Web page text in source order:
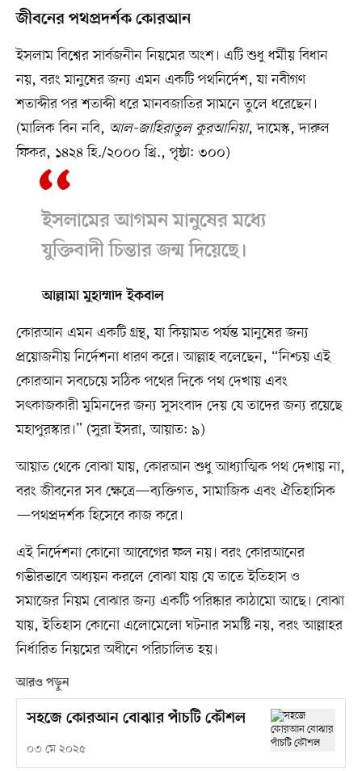
জীবনের পথপ্রদর্শক কোরআন
ইসলাম বিশ্বের সার্বজনীন নিয়মের অংশ। এটি শুধু ধর্মীয় বিধান
নয়, বরং মানুষের জন্য এমন একটি পথনির্দেশ, যা নবীগণ
শতাব্দীর পর শতাব্দী ধরে মানবজাতির সামনে তুলে ধরেছেন।
(মালিক বিন নবি, আল-জাহিরাতুল কুরআনিয়া, দামেস্ক, দারুল
ফিকর, ১৪২৪ হি./২০০০ খ্রি., পৃষ্ঠা: ৩০০)
ইসলামের আগমন মানুষের মধ্যে
যুক্তিবাদী চিন্তার জন্ম দিয়েছে।
আল্লামা মুহাম্মাদ ইকবাল
কোরআন এমন একটি গ্রন্থ, যা কিয়ামত পর্যন্ত মানুষের জন্য
প্রয়োজনীয় নির্দেশনা ধারণ করে। আল্লাহ বলেছেন, “নিশ্চয় এই
কোরআন সবচেয়ে সঠিক পথের দিকে পথ দেখায় এবং
সৎকাজকারী মুমিনদের জন্য সুসংবাদ দেয় যে তাদের জন্য রয়েছে
মহাপুরস্কার।” (সুরা ইসরা, আয়াত: ৯)
আয়াত থেকে বোঝা যায়, কোরআন শুধু আধ্যাত্মিক পথ দেখায় না,
বরং জীবনের সব ক্ষেত্রে—ব্যক্তিগত, সামাজিক এবং ঐতিহাসিক
—পথপ্রদর্শক হিসেবে কাজ করে।
এই নির্দেশনা কোনো আবেগের ফল নয়। বরং কোরআনের
গভীরভাবে অধ্যয়ন করলে বোঝা যায় যে তাতে ইতিহাস ও
সমাজের নিয়ম বোঝার জন্য একটি পরিষ্কার কাঠামো আছে। বোঝা
যায়, ইতিহাস কোনো এলোমেলো ঘটনার সমষ্টি নয়, বরং আল্লাহর
নির্ধারিত নিয়মের অধীনে পরিচালিত হয়।
আরও পড়ুন
সহজে কোরআন বোঝার পাঁচটি কৌশল
০৩ মে ২০২৫